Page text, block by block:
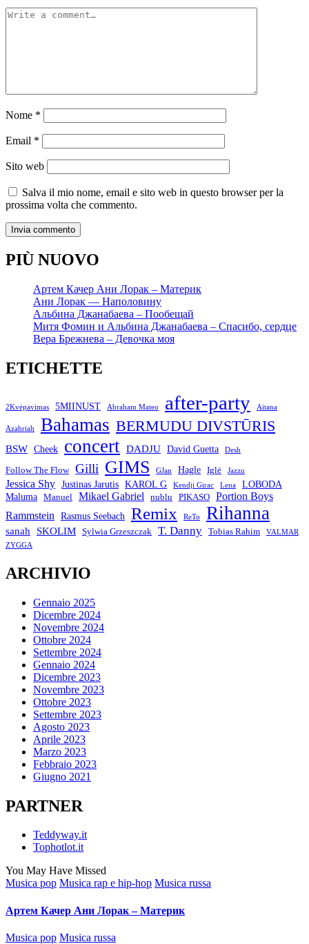
Nome *
Email *
Sito web
Salva il mio nome, email e sito web in questo browser per la
prossima volta che commento.
PIÙ NUOVO
Артем Качер Ани Лорак – Материк
Ани Лорак — Наполовину
Альбина Джанабаева – Пообещай
Митя Фомин и Альбина Джанабаева – Спасибо, сердце
Вера Брежнева – Девочка моя
ETICHETTE
2Kvėpavimas 5MIINUST Abraham Mateo after-party Aitana
Azahriah Bahamas BERMUDU DIVSTŪRIS
BSW Cheek concert DADJU David Guetta Desh
Follow The Flow Gilli GIMS GJan Hagle Iglė Jazzu
Jessica Shy Justinas Jarutis KAROL G Kendji Girac Lena LOBODA
Maluma Manuel Mikael Gabriel nublu PIKASO
Portion Boys
Rammstein
Rasmus Seebach Remix ReTo Rihanna
sanah SKOLIM Sylwia Grzeszczak T. Danny Tobias Rahim VALMAR
ZYGGA
ARCHIVIO
Gennaio 2025
Dicembre 2024
Novembre 2024
Ottobre 2024
Settembre 2024
Gennaio 2024
Dicembre 2023
Novembre 2023
Ottobre 2023
Settembre 2023
Agosto 2023
Aprile 2023
Marzo 2023
Febbraio 2023
Giugno 2021
PARTNER
Teddyway.it
Tophotlot.it
You May Have Missed
Posted
Musica pop Musica rap e hip-hop Musica russa
Артем Качер Ани Лорак – Материк
Posted
Musica pop Musica russa